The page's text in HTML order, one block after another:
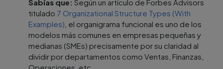
Sabías que:Según un artículo de Forbes Advisors
titulado 7 Organizational Structure Types (With
Examples) , el organigrama funcional es uno de los
modelos más comunes en empresas pequeñas y
medianas (SMEs) precisamente por su claridad al
dividir por departamentos como Ventas, Finanzas,